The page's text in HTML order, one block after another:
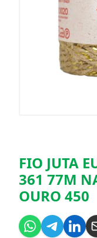
FIO JUTA
361 77M
OURO 450